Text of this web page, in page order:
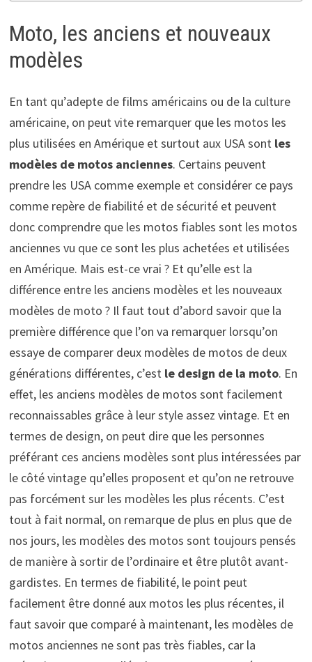
Moto, les anciens et nouveaux
modèles
En tant qu’adepte de films américains ou de la culture
américaine, on peut vite remarquer que les motos les
plus utilisées en Amérique et surtout aux USA sontles
modèles de motos anciennes. Certains peuvent
prendre les USA comme exemple et considérer ce pays
comme repère de fiabilité et de sécurité et peuvent
donc comprendre que les motos fiables sont les motos
anciennes vu que ce sont les plus achetées et utilisées
en Amérique. Mais est-ce vrai ? Et qu’elle est la
différence entre les anciens modèles et les nouveaux
modèles de moto ? Il faut tout d’abord savoir que la
première différence que l’on va remarquer lorsqu’on
essaye de comparer deux modèles de motos de deux
générations différentes, c’estle design de la moto. En
effet, les anciens modèles de motos sont facilement
reconnaissables grâce à leur style assez vintage. Et en
termes de design, on peut dire que les personnes
préférant ces anciens modèles sont plus intéressées par
le côté vintage qu’elles proposent et qu’on ne retrouve
pas forcément sur les modèles les plus récents. C’est
tout à fait normal, on remarque de plus en plus que de
nos jours, les modèles des motos sont toujours pensés
de manière à sortir de l’ordinaire et être plutôt avant-
gardistes. En termes de fiabilité, le point peut
facilement être donné aux motos les plus récentes, il
faut savoir que comparé à maintenant, les modèles de
motos anciennes ne sont pas très fiables, car la